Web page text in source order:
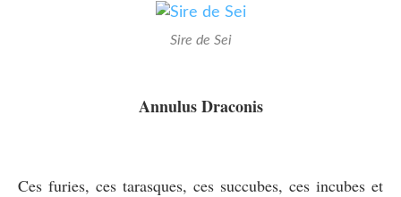
Sire de Sei
Annulus Draconis
Ces furies, ces tarasques, ces succubes, ces incubes et